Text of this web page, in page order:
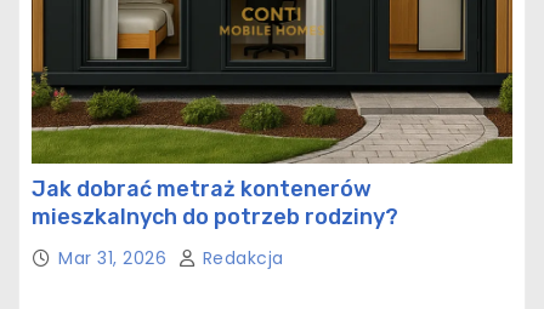
Jak dobrać metraż kontenerów
mieszkalnych do potrzeb rodziny?
Mar 31, 2026 Redakcja